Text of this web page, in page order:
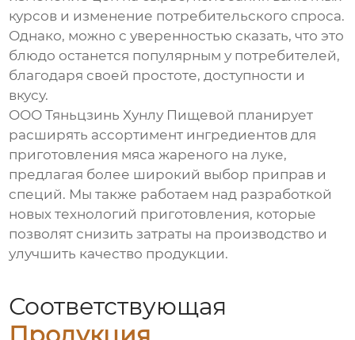
курсов и изменение потребительского спроса.
Однако, можно с уверенностью сказать, что это
блюдо останется популярным у потребителей,
благодаря своей простоте, доступности и
вкусу.
ООО Тяньцзинь Хунлу Пищевой планирует
расширять ассортимент ингредиентов для
приготовления мяса жареного на луке,
предлагая более широкий выбор приправ и
специй. Мы также работаем над разработкой
новых технологий приготовления, которые
позволят снизить затраты на производство и
улучшить качество продукции.
Соответствующая